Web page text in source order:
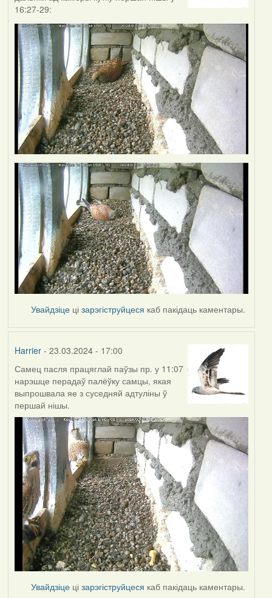
16:27-29:
Увайдзіце цізарэгіструйцеся каб пакідаць каментары.
Harrier- 23.03.2024 - 17:00
Самец пасля працяглай паўзы пр. у 11:07
нарэшце перадаў палёўку самцы, якая
выпрошвала яе з суседняй адтуліны ў
першай нішы.
Увайдзіце цізарэгіструйцеся каб пакідаць каментары.